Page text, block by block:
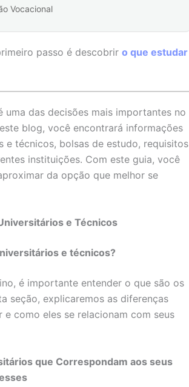
Vocacional
passo é descobrir o que estudar
das decisões mais importantes no
blog, você encontrará informações
e técnicos, bolsas de estudo, requisitos
instituições. Com este guia, você
da opção que melhor se
e Técnicos
e técnicos?
é importante entender o que são os
seção, explicaremos as diferenças
como eles se relacionam com seus
que Correspondam aos seus